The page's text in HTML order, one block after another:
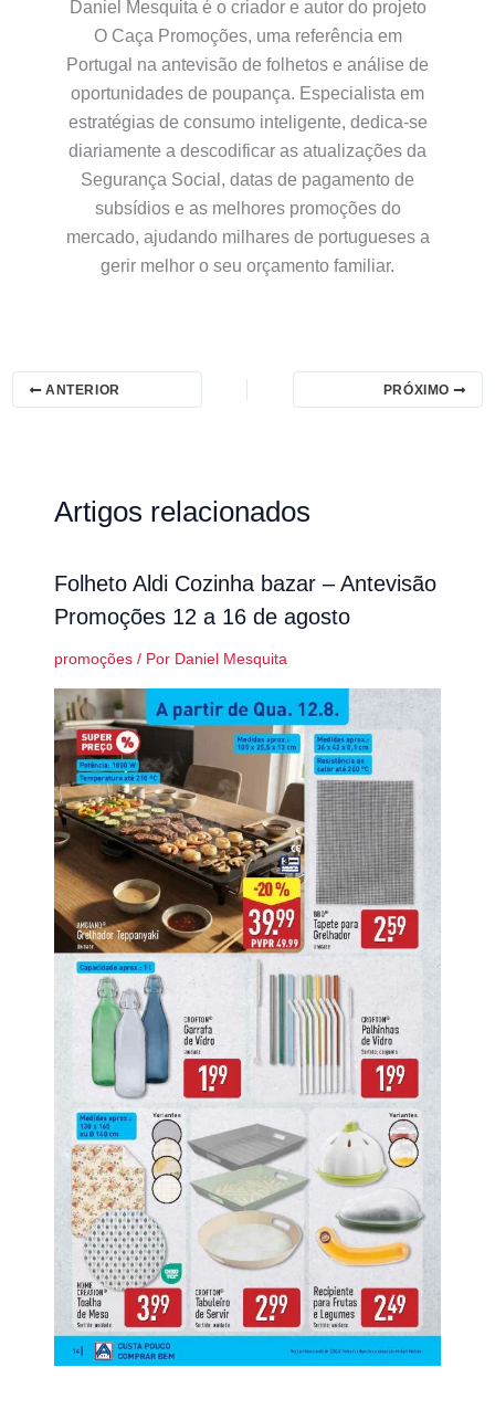
Daniel Mesquita é o criador e autor do projeto
O Caça Promoções, uma referência em
Portugal na antevisão de folhetos e análise de
oportunidades de poupança. Especialista em
estratégias de consumo inteligente, dedica-se
diariamente a descodificar as atualizações da
Segurança Social, datas de pagamento de
subsídios e as melhores promoções do
mercado, ajudando milhares de portugueses a
gerir melhor o seu orçamento familiar.
ANTERIOR PRÓXIMO
Artigos relacionados
Folheto Aldi Cozinha bazar – Antevisão
Promoções 12 a 16 de agosto
promoções/ Por Daniel Mesquita